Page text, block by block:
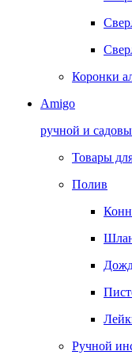
Коронки
Amigo
ручной и
Товары
Полив
Ручной